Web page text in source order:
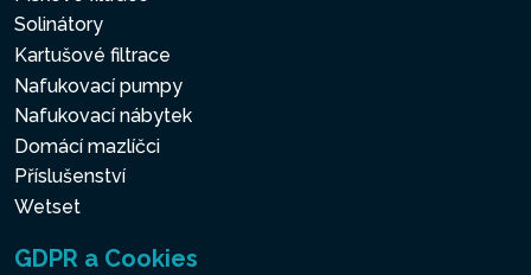
Solinátory
Kartušové filtrace
Nafukovací pumpy
Nafukovací nábytek
Domácí mazlíčci
Příslušenství
Wetset
GDPR a Cookies